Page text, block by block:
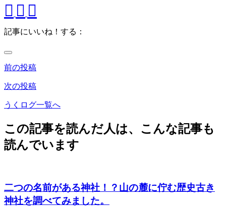
記事にいいね！する：
前の投稿
次の投稿
うくログ一覧へ
この記事を読んだ人は、こんな記事も
読んでいます
二つの名前がある神社！？山の麓に佇む歴史古き
神社を調べてみました。